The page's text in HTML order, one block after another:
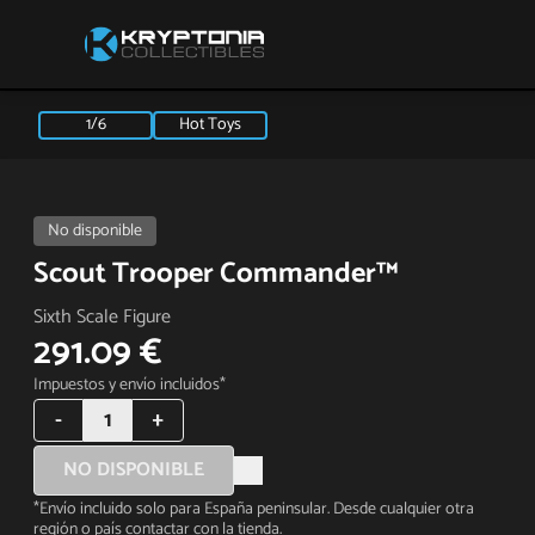
1/6 Hot Toys
No disponible
Scout Trooper Commander™
Sixth Scale Figure
291.09 €
Impuestos y envío incluidos*
- 1 +
NO DISPONIBLE
*Envío incluido solo para España peninsular. Desde cualquier otra
región o país contactar con la tienda.